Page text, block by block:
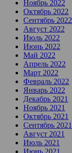
Ноябрь 2022
Октябрь 2022
Сентябрь 2022
Август 2022
Июль 2022
Июнь 2022
Май 2022
Апрель 2022
Март 2022
Февраль 2022
Январь 2022
Декабрь 2021
Ноябрь 2021
Октябрь 2021
Сентябрь 2021
Август 2021
Июль 2021
Июнь 2021